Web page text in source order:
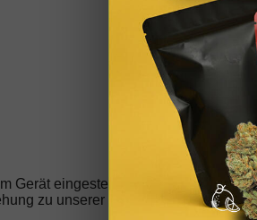
Gerät eingestellt werden. Wir
zu unserer Website anpassen.